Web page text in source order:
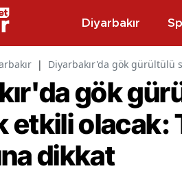
Diyarbakır
| Diyarbakır'da gök gürültülü
gök
etkili olacak:
dikkat